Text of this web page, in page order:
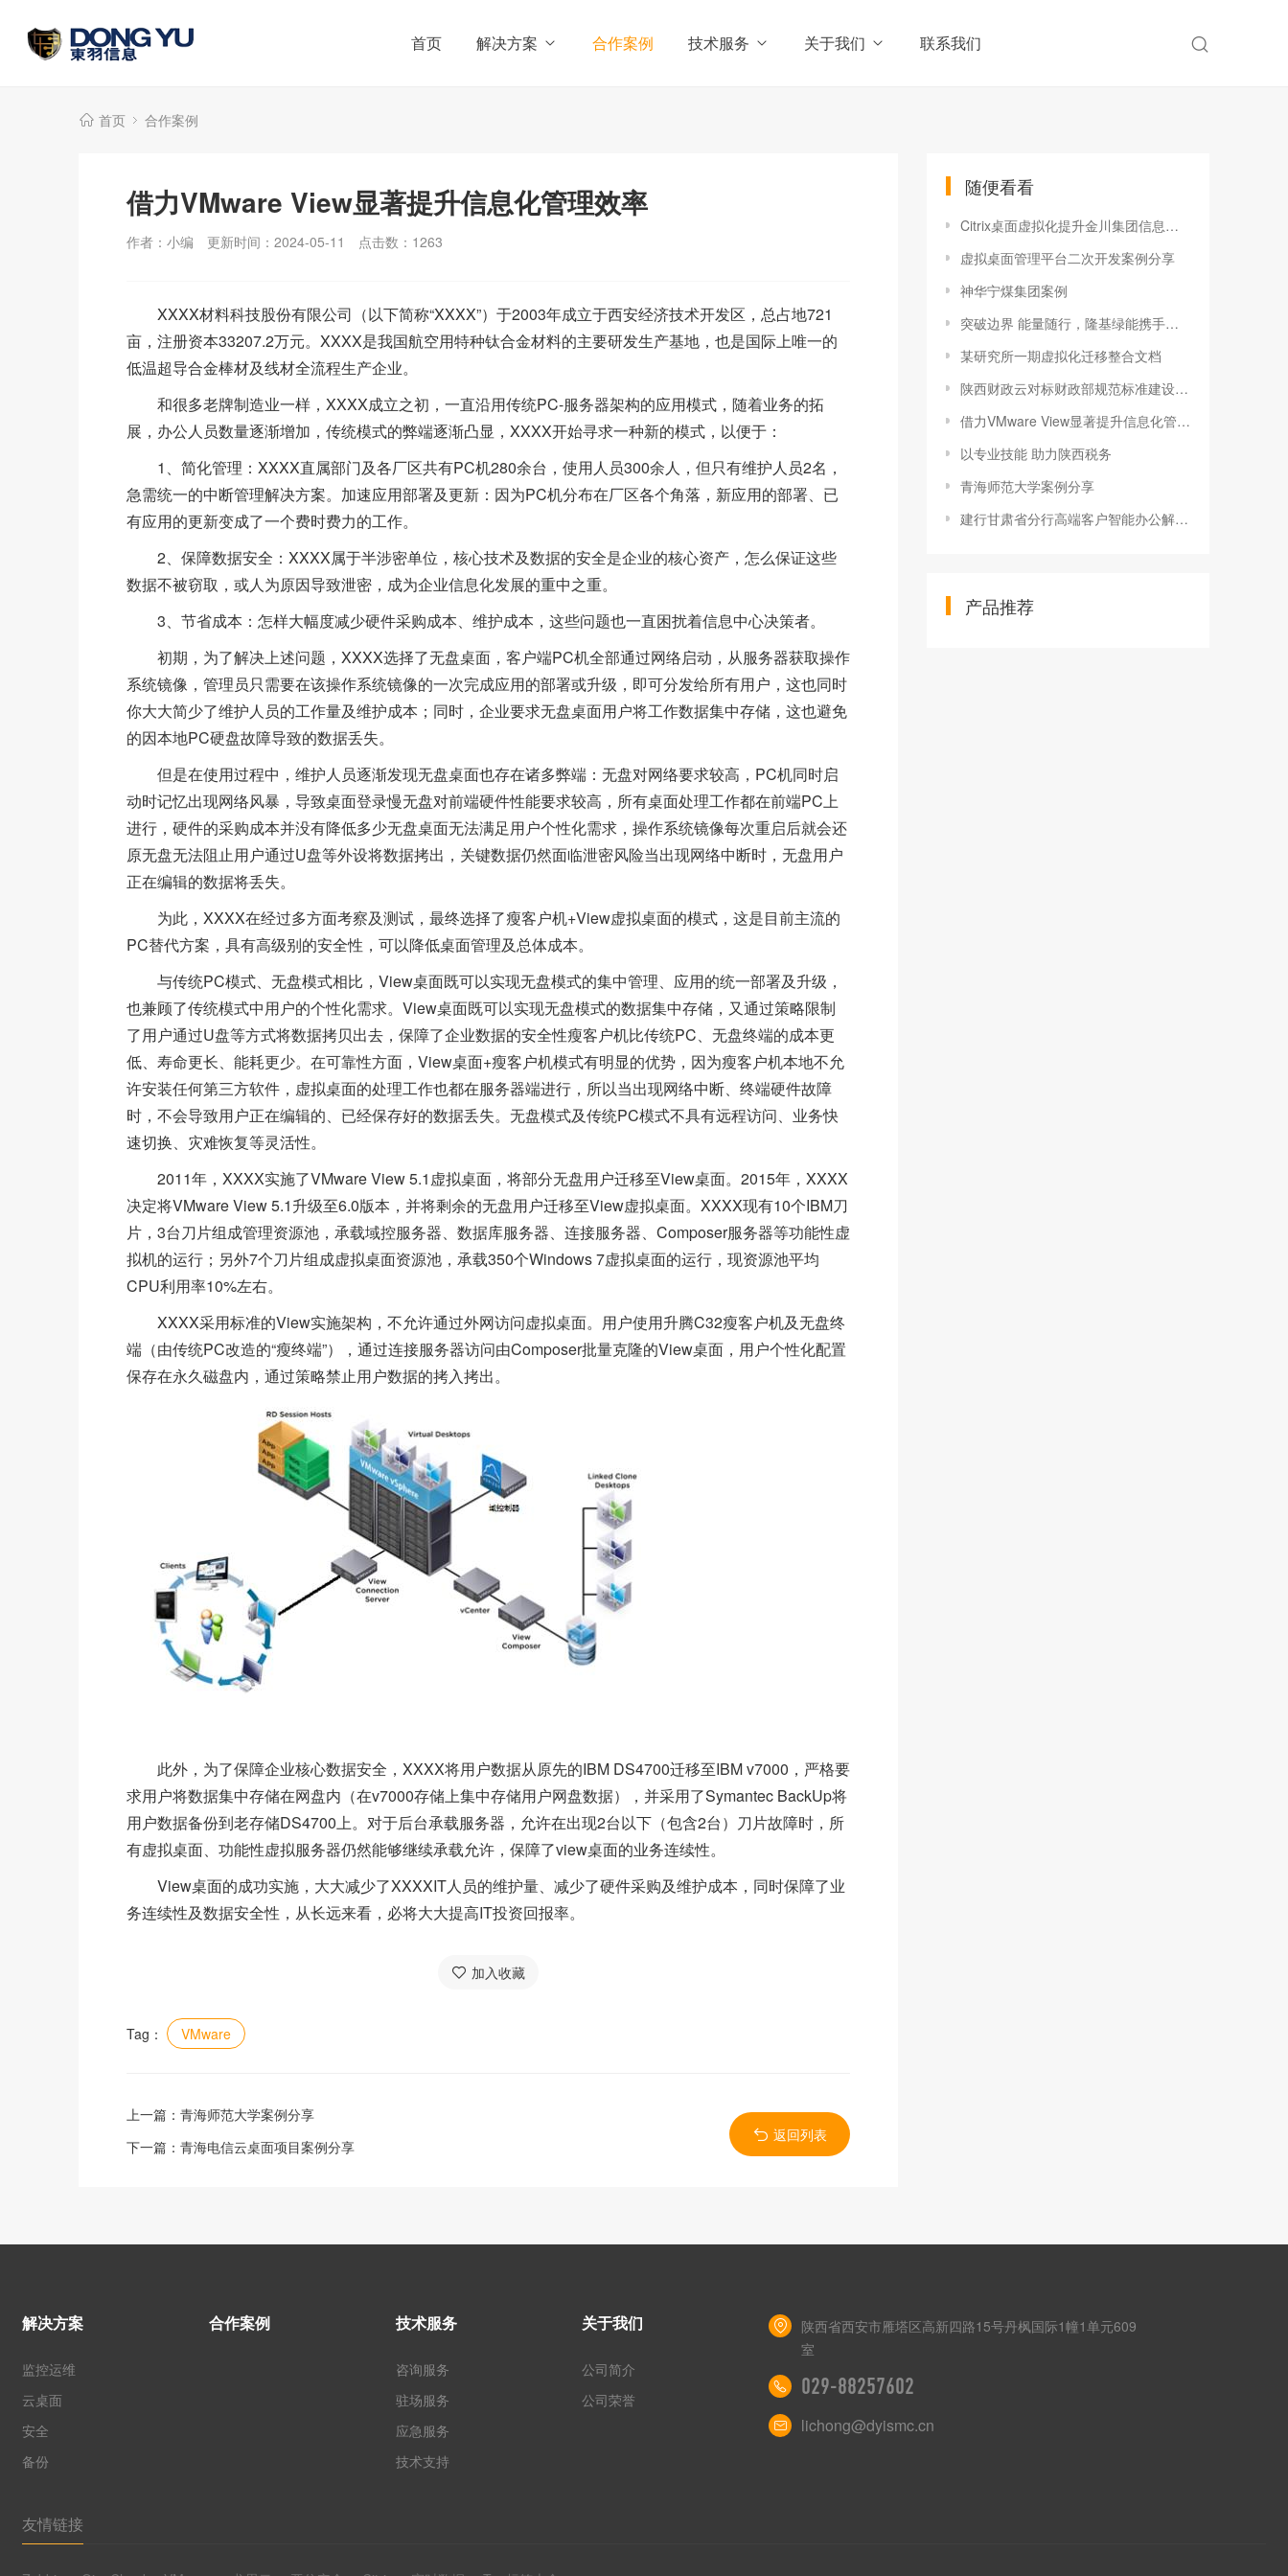
首页 解决方案 合作案例 技术服务 关于我们 联系我们
首页 合作案例
借力VMware View显著提升信息化管理效率
作者：小编 更新时间：2024-05-11 点击数： 1263
XXXX材料科技股份有限公司（以下简称“XXXX”）于2003年成立于西安经济技术开发区，总占地721
亩，注册资本33207.2万元。XXXX是我国航空用特种钛合金材料的主要研发生产基地，也是国际上唯一的
低温超导合金棒材及线材全流程生产企业。
和很多老牌制造业一样，XXXX成立之初，一直沿用传统PC-服务器架构的应用模式，随着业务的拓
展，办公人员数量逐渐增加，传统模式的弊端逐渐凸显，XXXX开始寻求一种新的模式，以便于：
1、简化管理：XXXX直属部门及各厂区共有PC机280余台，使用人员300余人，但只有维护人员2名，
急需统一的中断管理解决方案。加速应用部署及更新：因为PC机分布在厂区各个角落，新应用的部署、已
有应用的更新变成了一个费时费力的工作。
2、保障数据安全：XXXX属于半涉密单位，核心技术及数据的安全是企业的核心资产，怎么保证这些
数据不被窃取，或人为原因导致泄密，成为企业信息化发展的重中之重。
3、节省成本：怎样大幅度减少硬件采购成本、维护成本，这些问题也一直困扰着信息中心决策者。
初期，为了解决上述问题，XXXX选择了无盘桌面，客户端PC机全部通过网络启动，从服务器获取操作
系统镜像，管理员只需要在该操作系统镜像的一次完成应用的部署或升级，即可分发给所有用户，这也同时
你大大简少了维护人员的工作量及维护成本；同时，企业要求无盘桌面用户将工作数据集中存储，这也避免
的因本地PC硬盘故障导致的数据丢失。
但是在使用过程中，维护人员逐渐发现无盘桌面也存在诸多弊端： 无盘对网络要求较高，PC机同时启
动时记忆出现网络风暴，导致桌面登录慢无盘对前端硬件性能要求较高，所有桌面处理工作都在前端PC上
进行，硬件的采购成本并没有降低多少无盘桌面无法满足用户个性化需求，操作系统镜像每次重启后就会还
原无盘无法阻止用户通过U盘等外设将数据拷出，关键数据仍然面临泄密风险当出现网络中断时，无盘用户
正在编辑的数据将丢失。
为此，XXXX在经过多方面考察及测试，最终选择了瘦客户机+View虚拟桌面的模式，这是目前主流的
PC替代方案，具有高级别的安全性，可以降低桌面管理及总体成本。
与传统PC模式、无盘模式相比， View桌面既可以实现无盘模式的集中管理、应用的统一部署及升级，
也兼顾了传统模式中用户的个性化需求。View桌面既可以实现无盘模式的数据集中存储，又通过策略限制
了用户通过U盘等方式将数据拷贝出去，保障了企业数据的安全性瘦客户机比传统PC、无盘终端的成本更
低、寿命更长、能耗更少。在可靠性方面，View桌面+瘦客户机模式有明显的优势，因为瘦客户机本地不允
许安装任何第三方软件，虚拟桌面的处理工作也都在服务器端进行，所以当出现网络中断、终端硬件故障
时，不会导致用户正在编辑的、已经保存好的数据丢失。无盘模式及传统PC模式不具有远程访问、业务快
速切换、灾难恢复等灵活性。
2011年，XXXX实施了VMware View 5.1虚拟桌面，将部分无盘用户迁移至View桌面。2015年，XXXX
决定将VMware View 5.1升级至6.0版本，并将剩余的无盘用户迁移至View虚拟桌面。 XXXX现有10个IBM刀
片，3台刀片组成管理资源池，承载域控服务器、数据库服务器、连接服务器、Composer服务器等功能性虚
拟机的运行；另外7个刀片组成虚拟桌面资源池，承载350个Windows 7虚拟桌面的运行，现资源池平均
CPU利用率10%左右。
XXXX采用标准的View实施架构，不允许通过外网访问虚拟桌面。用户使用升腾C32瘦客户机及无盘终
端（由传统PC改造的“瘦终端”），通过连接服务器访问由Composer批量克隆的View桌面，用户个性化配置
保存在永久磁盘内，通过策略禁止用户数据的拷入拷出。
此外，为了保障企业核心数据安全，XXXX将用户数据从原先的IBM DS4700迁移至IBM v7000，严格要
求用户将数据集中存储在网盘内（在v7000存储上集中存储用户网盘数据），并采用了Symantec BackUp将
用户数据备份到老存储DS4700上。对于后台承载服务器，允许在出现2台以下（包含2台）刀片故障时，所
有虚拟桌面、功能性虚拟服务器仍然能够继续承载允许，保障了view桌面的业务连续性。
View桌面的成功实施，大大减少了XXXXIT人员的维护量、减少了硬件采购及维护成本，同时保障了业
务连续性及数据安全性，从长远来看，必将大大提高IT投资回报率。
加入收藏
Tag： VMware
上一篇： 青海师范大学案例分享
下一篇： 青海电信云桌面项目案例分享
返回列表
随便看看
Citrix桌面虚拟化提升金川集团信息化体系架构
虚拟桌面管理平台二次开发案例分享
神华宁煤集团案例
突破边界 能量随行，隆基绿能携手新华三探索云上转型新方式
某研究所一期虚拟化迁移整合文档
陕西财政云对标财政部规范标准建设项目
借力VMware View显著提升信息化管理效率
以专业技能 助力陕西税务
青海师范大学案例分享
建行甘肃省分行高端客户智能办公解决方案
产品推荐
解决方案
监控运维
云桌面
安全
备份
合作案例 技术服务
咨询服务
驻场服务
应急服务
技术支持
关于我们
公司简介
公司荣誉
陕西省西安市雁塔区高新四路15号丹枫国际1幢1单元609
室
029-88257602
lichong@dyismc.cn
友情链接